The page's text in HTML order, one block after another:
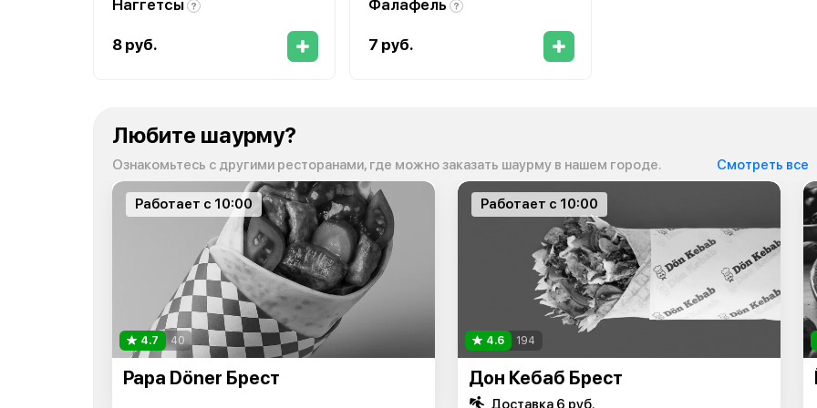
Наггетсы
8 руб.
Фалафель
7 руб.
Любите шаурму?
Ознакомьтесь с другими ресторанами, где можно заказать шаурму в нашем городе. Смотреть все
Работает с 10:00
4.7 40
Papa Döner Брест
Работает с 10:00
4.6 194
Дон Кебаб Брест